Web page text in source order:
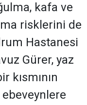
kafa ve
risklerini de
Hastanesi
Gürer, yaz
kısmının